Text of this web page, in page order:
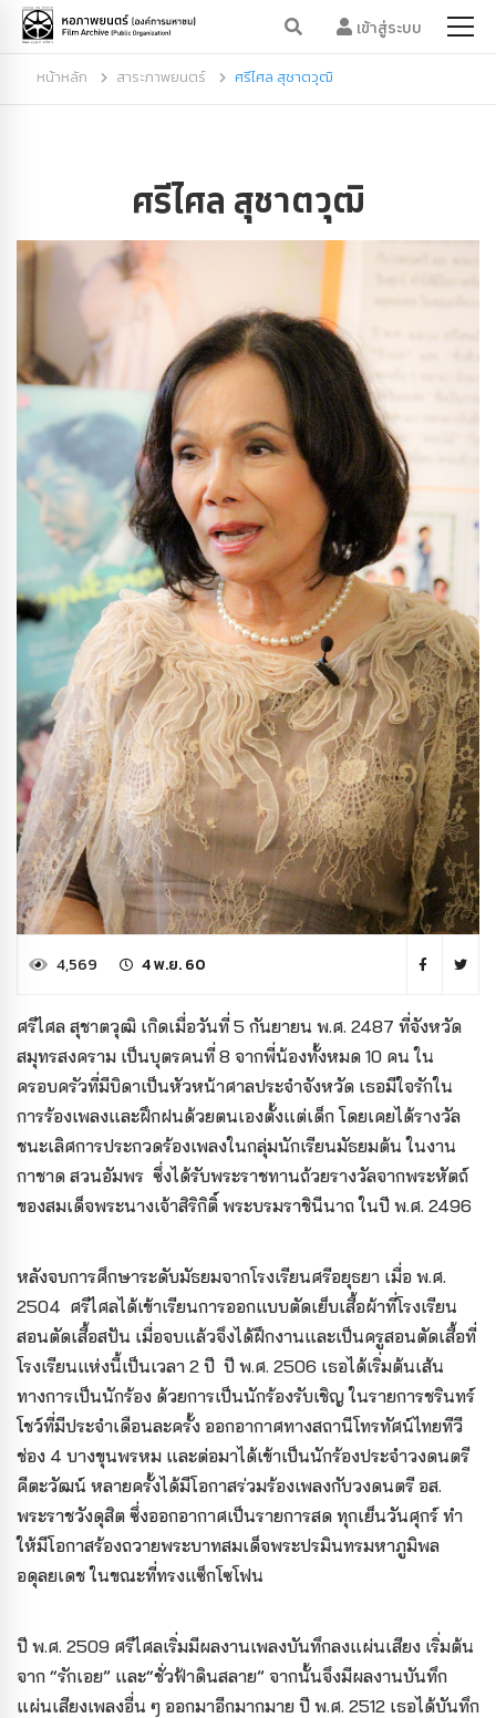
เข้าสู่ระบบ
หน้าหลัก สาระภาพยนตร์ ศรีไศล สุชาตวุฒิ
ศรีไศล สุชาตวุฒิ
4,569 4 พ.ย. 60
ศรีไศล สุชาตวุฒิ เกิดเมื่อวันที่ 5 กันยายน พ.ศ. 2487 ที่จังหวัด
สมุทรสงคราม เป็นบุตรคนที่ 8 จากพี่น้องทั้งหมด 10 คน ใน
ครอบครัวที่มีบิดาเป็นหัวหน้าศาลประจำจังหวัด เธอมีใจรักใน
การร้องเพลงและฝึกฝนด้วยตนเองตั้งแต่เด็ก โดยเคยได้รางวัล
ชนะเลิศการประกวดร้องเพลงในกลุ่มนักเรียนมัธยมต้น ในงาน
กาชาด สวนอัมพร ซึ่งได้รับพระราชทานถ้วยรางวัลจากพระหัตถ์
ของสมเด็จพระนางเจ้าสิริกิติ์ พระบรมราชินีนาถ ในปี พ.ศ. 2496
หลังจบการศึกษาระดับมัธยมจากโรงเรียนศรีอยุธยา เมื่อ พ.ศ.
2504 ศรีไศลได้เข้าเรียนการออกแบบตัดเย็บเสื้อผ้าที่โรงเรียน
สอนตัดเสื้อสปัน เมื่อจบแล้วจึงได้ฝึกงานและเป็นครูสอนตัดเสื้อที่
โรงเรียนแห่งนี้เป็นเวลา 2 ปี ปี พ.ศ. 2506 เธอได้เริ่มต้นเส้น
ทางการเป็นนักร้อง ด้วยการเป็นนักร้องรับเชิญ ในรายการชรินทร์
โชว์ที่มีประจําเดือนละครั้ง ออกอากาศทางสถานีโทรทัศน์ไทยทีวี
ช่อง 4 บางขุนพรหม และต่อมาได้เข้าเป็นนักร้องประจําวงดนตรี
คีตะวัฒน์ หลายครั้งได้มีโอกาสร่วมร้องเพลงกับวงดนตรี อส.
พระราชวังดุสิต ซึ่งออกอากาศเป็นรายการสด ทุกเย็นวันศุกร์ ทํา
ให้มีโอกาสร้องถวายพระบาทสมเด็จพระปรมินทรมหาภูมิพล
อดุลยเดช ในขณะที่ทรงแซ็กโซโฟน
ปี พ.ศ. 2509 ศรีไศลเริ่มมีผลงานเพลงบันทึกลงแผ่นเสียง เริ่มต้น
จาก “รักเอย” และ“ชั่วฟ้าดินสลาย” จากนั้นจึงมีผลงานบันทึก
แผ่นเสียงเพลงอื่น ๆ ออกมาอีกมากมาย ปี พ.ศ. 2512 เธอได้บันทึก